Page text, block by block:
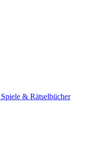
Spiele & Rätselbücher